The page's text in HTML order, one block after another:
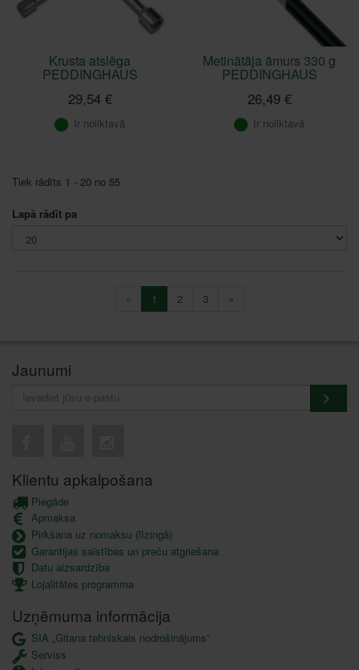
Krusta atslēga
PEDDINGHAUS
29,54 €
Ir noliktavā
Metinātāja āmurs 330 g
PEDDINGHAUS
26,49 €
Ir noliktavā
Tiek rādīts 1 - 20 no 55
Lapā rādīt pa
« 1 2 3 »
Jaunumi
Klientu apkalpošana
Piegāde
Apmaksa
Pirkšana uz nomaksu (līzingā)
Garantijas saistības un preču atgriešana
Datu aizsardzība
Lojalitātes programma
Uzņēmuma informācija
SIA „Gitana tehniskais nodrošinājums”
Serviss